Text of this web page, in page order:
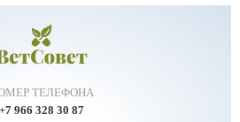
ТЕЛЕФОНА
+7 966 328 30 87